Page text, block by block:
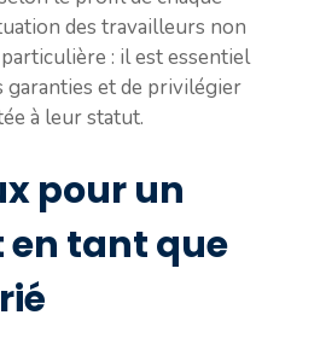
des travailleurs non
: il est essentiel
garanties et de privilégier
à leur statut.
pour un
tant que